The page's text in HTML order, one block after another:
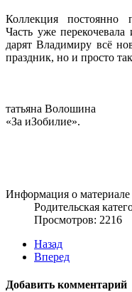
Коллекция постоянно
Часть уже
дарят Владимиру всё
праздник, но и просто
татьяна Волошина
«За иЗобилие».
Информация о материале
Родительская
Просмотров: 2216
Назад
Вперед
Добавить комментарий